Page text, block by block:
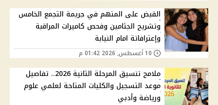
القبض على المتهم في جريمة التجمع الخامس
وتشريح الجثامين وفحص كاميرات المراقبة
وإعترافاتة امام النيابة
ملامح تنسيق المرحلة الثانية 2026.. تفاصيل
موعد التسجيل والكليات المتاحة لعلمي علوم
ورياضة وأدبي